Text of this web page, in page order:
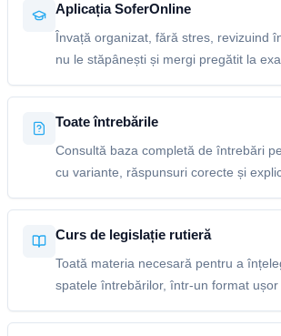
Aplicația SoferOnline
Învață organizat, fără stres, revizuind
nu le stăpânești și mergi pregătit la
Toate întrebările
Consultă baza completă de întrebări
cu variante, răspunsuri corecte și
Curs de legislație rutieră
Toată materia necesară pentru a
spatele întrebărilor, într-un format ușor